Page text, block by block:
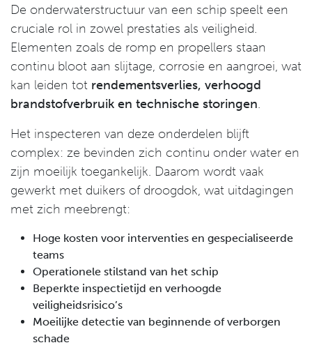
De onderwaterstructuur van een schip speelt een
cruciale rol in zowel prestaties als veiligheid.
Elementen zoals de romp en propellers staan
continu bloot aan slijtage, corrosie en aangroei, wat
kan leiden tot rendementsverlies, verhoogd
brandstofverbruik en technische storingen.
Het inspecteren van deze onderdelen blijft
complex: ze bevinden zich continu onder water en
zijn moeilijk toegankelijk. Daarom wordt vaak
gewerkt met duikers of droogdok, wat uitdagingen
met zich meebrengt:
Hoge kosten voor interventies en gespecialiseerde
teams
Operationele stilstand van het schip
Beperkte inspectietijd en verhoogde
veiligheidsrisico’s
Moeilijke detectie van beginnende of verborgen
schade